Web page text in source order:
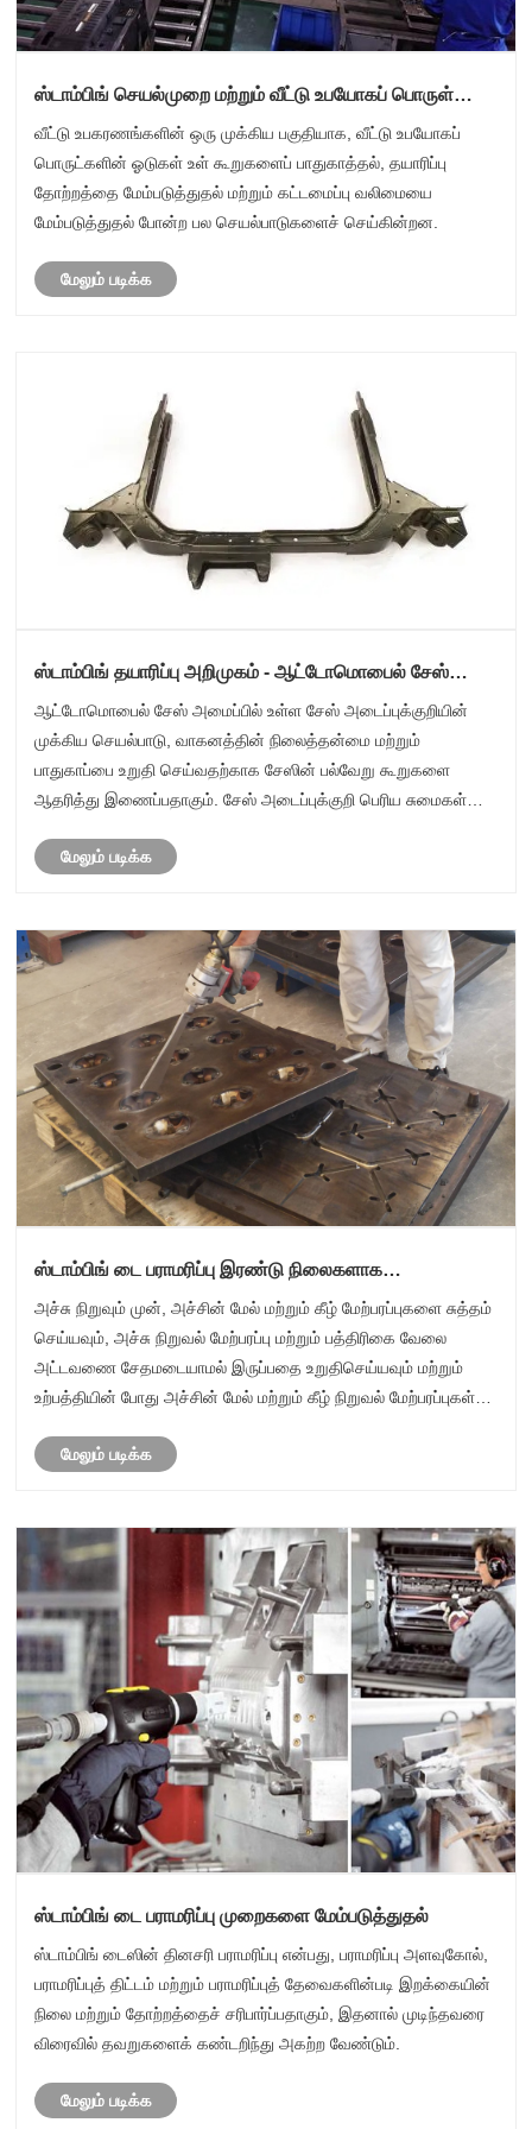
ஸ்டாம்பிங் செயல்முறை மற்றும் வீட்டு உபயோகப் பொருள்
வீட்டு உபகரணங்களின் ஒரு முக்கிய பகுதியாக, வீட்டு உபயோகப்
பொருட்களின் ஓடுகள் உள் கூறுகளைப் பாதுகாத்தல், தயாரிப்பு
தோற்றத்தை மேம்படுத்துதல் மற்றும் கட்டமைப்பு வலிமையை
மேம்படுத்துதல் போன்ற பல செயல்பாடுகளைச் செய்கின்றன.
மேலும் படிக்க
ஸ்டாம்பிங் தயாரிப்பு அறிமுகம் - ஆட்டோமொபைல் சேஸ்
ஆட்டோமொபைல் சேஸ் அமைப்பில் உள்ள சேஸ் அடைப்புக்குறியின்
முக்கிய செயல்பாடு, வாகனத்தின் நிலைத்தன்மை மற்றும்
பாதுகாப்பை உறுதி செய்வதற்காக சேஸின் பல்வேறு கூறுகளை
ஆதரித்து இணைப்பதாகும். சேஸ் அடைப்புக்குறி பெரிய சுமைகள்
செயல்பாட்டில் துல்லியம் மற......
மேலும் படிக்க
ஸ்டாம்பிங் டை பராமரிப்பு இரண்டு நிலைகளாக
அச்சு நிறுவும் முன், அச்சின் மேல் மற்றும் கீழ் மேற்பரப்புகளை சுத்தம்
செய்யவும், அச்சு நிறுவல் மேற்பரப்பு மற்றும் பத்திரிகை வேலை
அட்டவணை சேதமடையாமல் இருப்பதை உறுதிசெய்யவும் மற்றும்
உற்பத்தியின் போது அச்சின் மேல் மற்றும் கீழ் நிறுவல் மேற்பரப்புகள்
மேலும் படிக்க
ஸ்டாம்பிங் டை பராமரிப்பு முறைகளை மேம்படுத்துதல்
ஸ்டாம்பிங் டைஸின் தினசரி பராமரிப்பு என்பது, பராமரிப்பு அளவுகோல்,
பராமரிப்புத் திட்டம் மற்றும் பராமரிப்புத் தேவைகளின்படி இறக்கையின்
நிலை மற்றும் தோற்றத்தைச் சரிபார்ப்பதாகும், இதனால் முடிந்தவரை
விரைவில் தவறுகளைக் கண்டறிந்து அகற்ற வேண்டும்.
மேலும் படிக்க